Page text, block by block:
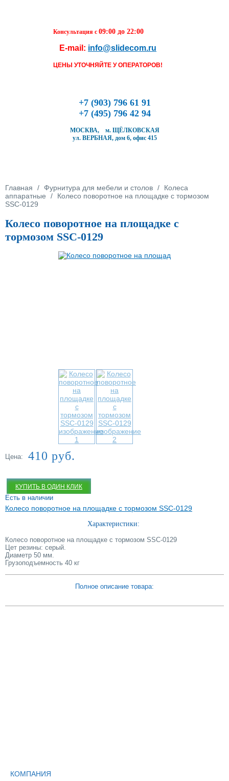
Перейти к основному содержанию
Консультация с09:00 до 22:00
E-mail: info@slidecom.ru
ЦЕНЫ УТОЧНЯЙТЕ У ОПЕРАТОРОВ!
+7 (903) 796 61 91
+7 (495) 796 42 94
МОСКВА, м. ЩЁЛКОВСКАЯ
ул. ВЕРБНАЯ, дом 6, офис 415
Вы здесь
Главная / Фурнитура для мебели и столов /
Колеса
аппаратные
/
Колесо поворотное на площадке с тормозом
SSC-0129
Колесо поворотное на площадке с
тормозом SSC-0129
Цена: 410 руб.
КУПИТЬ В ОДИН КЛИК
Есть в наличии
Колесо поворотное на площадке с тормозом SSC-0129
Характеристики:
Колесо поворотное на площадке с тормозом SSC-0129
Цет резины: серый.
Диаметр 50 мм.
Грузоподъемность 40 кг
Полное описание товара:
КОМПАНИЯ
течение ближайшего времени с Вами